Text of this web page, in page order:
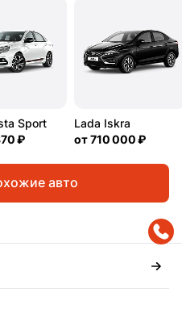
Sport
₽
Lada Iskra
от710 000 ₽
авто